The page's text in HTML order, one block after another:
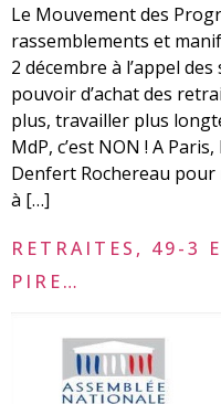
Le Mouvement des
rassemblements et
2 décembre à l’appel
pouvoir d’achat des
plus, travailler plus
MdP, c’est NON ! A
Denfert Rochereau pour
à […]
RETRAITES, 49-3
PIRE…